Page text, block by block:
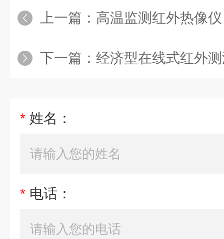
上一篇： 高温监测红外热像仪 热渣入
下一篇： 经济型在线式红外测温热像仪热成像摄像机红外监控摄
* 姓名：
* 电话：